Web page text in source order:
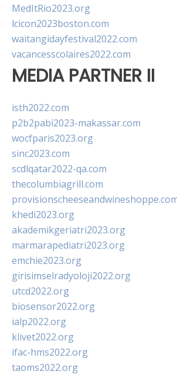
MedItRio2023.org
lcicon2023boston.com
waitangidayfestival2022.com
vacancesscolaires2022.com
MEDIA PARTNER II
isth2022.com
p2b2pabi2023-makassar.com
wocfparis2023.org
sinc2023.com
scdlqatar2022-qa.com
thecolumbiagrill.com
khedi2023.org
akademikgeriatri2023.org
marmarapediatri2023.org
emchie2023.org
girisimselradyoloji2022.org
utcd2022.org
biosensor2022.org
ialp2022.org
klivet2022.org
ifac-hms2022.org
taoms2022.org